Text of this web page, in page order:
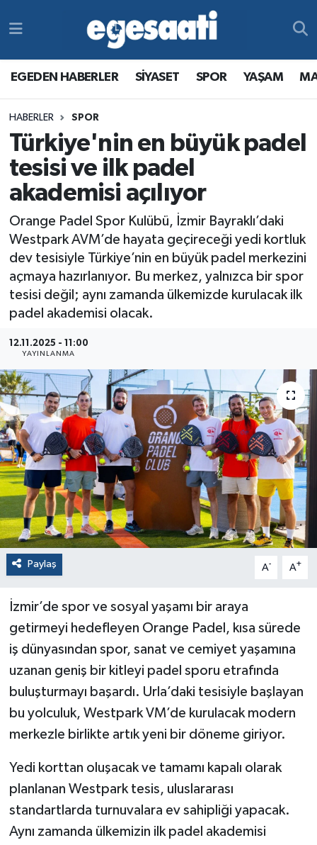
EGEDEN HABERLER SİYASET SPOR YAŞAM
HABERLER SPOR
Türkiye'nin en büyük padel
tesisi ve ilk padel
akademisi açılıyor
Orange Padel Spor Kulübü, İzmir Bayraklı’daki
Westpark AVM’de hayata geçireceği yedi kortluk
dev tesisiyle Türkiye’nin en büyük padel merkezini
açmaya hazırlanıyor. Bu merkez, yalnızca bir spor
tesisi değil; aynı zamanda ülkemizde kurulacak ilk
padel akademisi olacak.
12.11.2025 - 11:00
YAYINLANMA
Paylaş A- A+
İzmir’de spor ve sosyal yaşamı bir araya
getirmeyi hedefleyen Orange Padel, kısa sürede
iş dünyasından spor, sanat ve cemiyet yaşamına
uzanan geniş bir kitleyi padel sporu etrafında
buluşturmayı başardı. Urla’daki tesisiyle başlayan
bu yolculuk, Westpark VM’de kurulacak modern
merkezle birlikte artık yeni bir döneme giriyor.
Yedi korttan oluşacak ve tamamı kapalı olarak
planlanan Westpark tesis, uluslararası
standartlarda turnuvalara ev sahipliği yapacak.
Aynı zamanda ülkemizin ilk padel akademisi
MAGAZİN
RESMİ REKLAMLAR
YAŞAM
MAGAZİN
RESMİ REKLAMLAR
Egemax TV
Tüm Manşetler
Son Dakika Haberleri
Haber Arşivi